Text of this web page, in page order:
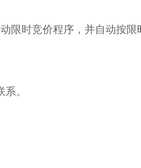
限时竞价程序，并自动按限
。